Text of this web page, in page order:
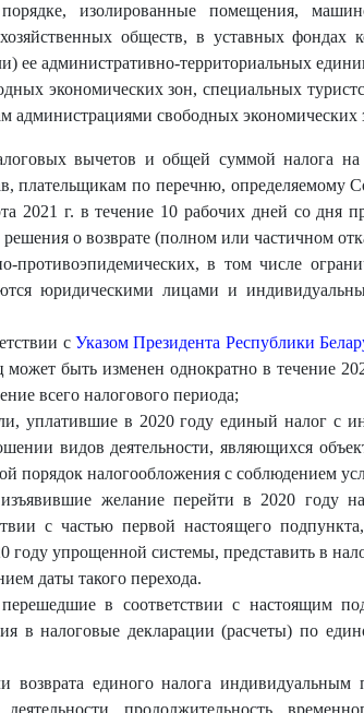
изолированные помещения,
обществ, в уставных
ее административно-территориальных
экономических зон, специальных
администрациями свободных экономических
вычетов и общей суммой налога на
плательщикам по перечню, определяемому
2021 г. в течение 10 рабочих дней со дня
о возврате (полном или частичном
противоэпидемических, в том числе
юридическими лицами и
с Указом Президента Республики
может быть изменен однократно в течение
всего налогового периода;
уплатившие в 2020 году единый налог с
видов деятельности, являющихся
порядок налогообложения с соблюдением
желание перейти в 2020 году
с частью первой настоящего
году упрощенной системы, представить в
даты такого перехода.
в соответствии с настоящим
в налоговые декларации (расчеты) по
возврата единого налога
продолжительность